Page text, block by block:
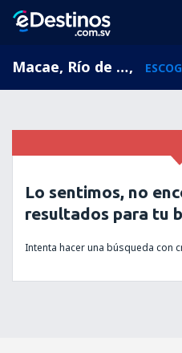
Macae, Río de Janeiro, Brasil,
Lo sentimos, no
resultados para tu
Intenta hacer una búsqueda con